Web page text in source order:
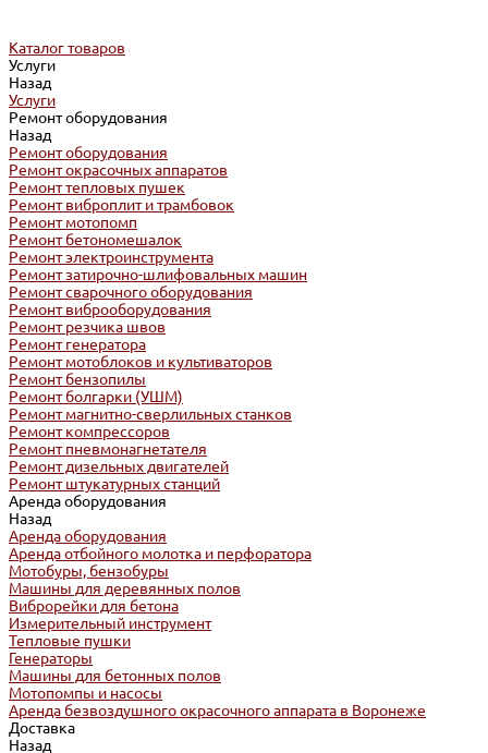
Каталог товаров
Услуги
Назад
Услуги
Ремонт оборудования
Назад
Ремонт оборудования
Ремонт окрасочных аппаратов
Ремонт тепловых пушек
Ремонт виброплит и трамбовок
Ремонт мотопомп
Ремонт бетономешалок
Ремонт электроинструмента
Ремонт затирочно-шлифовальных машин
Ремонт сварочного оборудования
Ремонт виброоборудования
Ремонт резчика швов
Ремонт генератора
Ремонт мотоблоков и культиваторов
Ремонт бензопилы
Ремонт болгарки (УШМ)
Ремонт магнитно-сверлильных станков
Ремонт компрессоров
Ремонт пневмонагнетателя
Ремонт дизельных двигателей
Ремонт штукатурных станций
Аренда оборудования
Назад
Аренда оборудования
Аренда отбойного молотка и перфоратора
Мотобуры, бензобуры
Машины для деревянных полов
Виброрейки для бетона
Измерительный инструмент
Тепловые пушки
Генераторы
Машины для бетонных полов
Мотопомпы и насосы
Аренда безвоздушного окрасочного аппарата в Воронеже
Доставка
Назад